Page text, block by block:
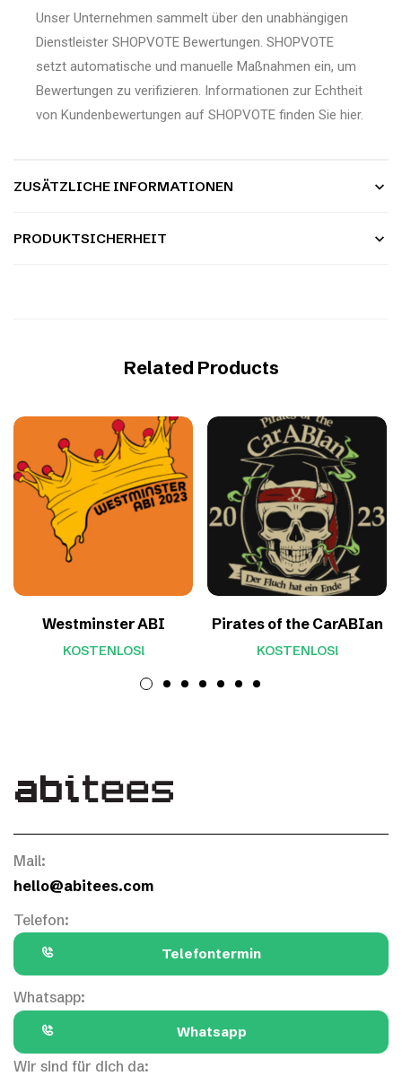
Unser Unternehmen sammelt über den unabhängigen
Dienstleister SHOPVOTE Bewertungen. SHOPVOTE
setzt automatische und manuelle Maßnahmen ein, um
Bewertungen zu verifizieren. Informationen zur Echtheit
von Kundenbewertungen auf SHOPVOTE finden Sie hier.
ZUSÄTZLICHE INFORMATIONEN
PRODUKTSICHERHEIT
Related Products
Westminster ABI
KOSTENLOS!
Pirates of the CarABIan
KOSTENLOS!
Mail:
hello@abitees.com
Telefon:
Telefontermin
Whatsapp:
Whatsapp
Wir sind für dich da: